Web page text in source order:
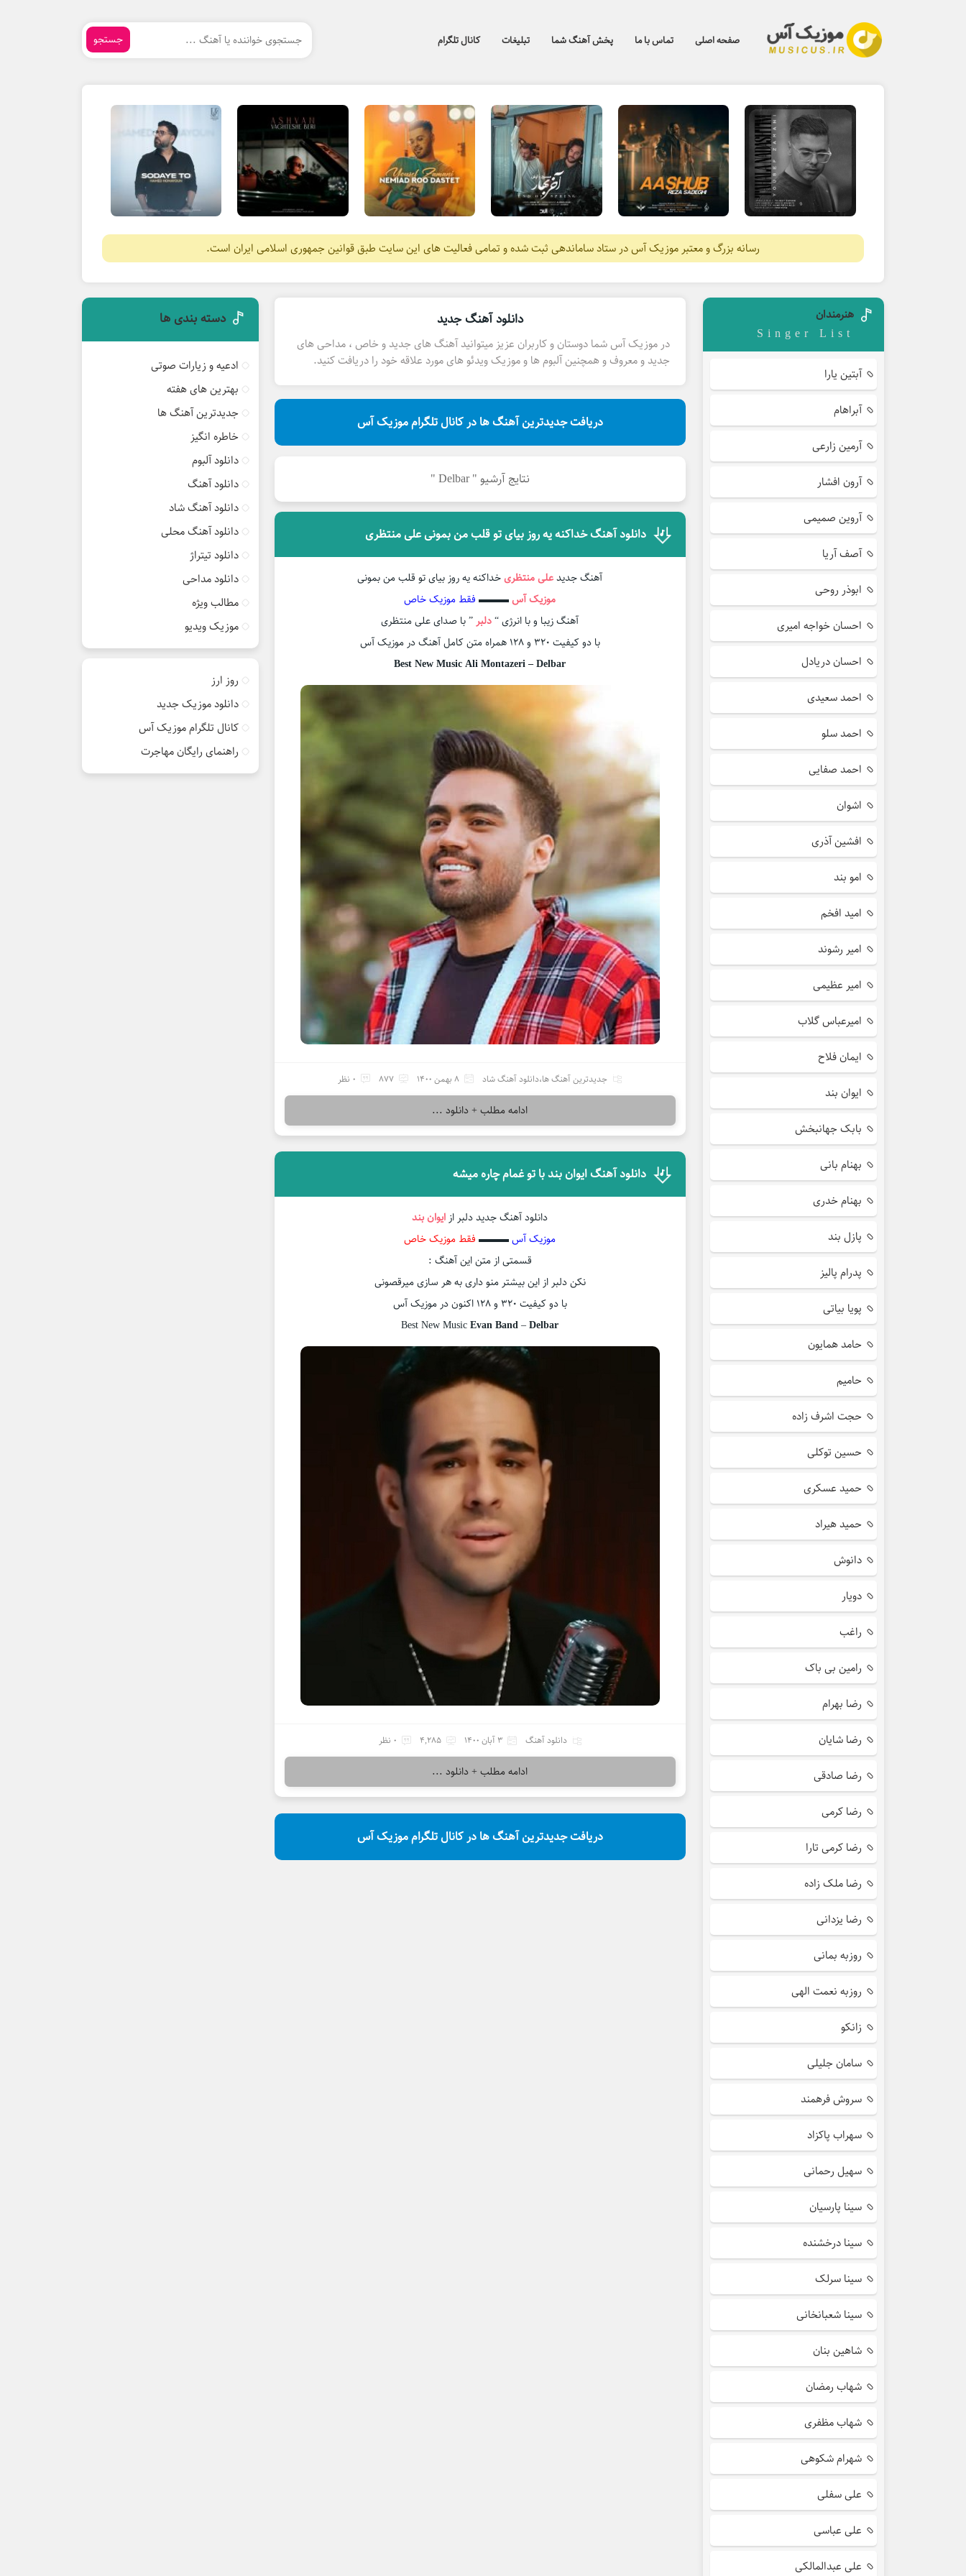
صفحه اصلی تماس با ما پخش آهنگ شما تبلیغات کانال تلگرام جستجو
رسانه بزرگ و معتبر موزیک آس در ستاد ساماندهی ثبت شده و تمامی فعالیت های این سایت طبق قوانین جمهوری اسلامی ایران است.
دانلود آهنگ جدید
در موزیک آس شما دوستان و کاربران عزیز میتوانید آهنگ های جدید و خاص ، مداحی های
جدید و معروف و همچنین آلبوم ها و موزیک ویدئو های مورد علاقه خود را دریافت کنید.
دریافت جدیدترین آهنگ ها در کانال تلگرام موزیک آس
نتایج آرشیو " Delbar "
دانلود آهنگ خداکنه یه روز بیای تو قلب من بمونی علی منتظری
آهنگ جدیدعلی منتظریخداکنه یه روز بیای تو قلب من بمونی
موزیک آس▬▬▬ فقط موزیک خاص
آهنگ زیبا و با انرژی “دلبر ” با صدای علی منتظری
با دو کیفیت ۳۲۰ و ۱۲۸ همراه متن کامل آهنگ در موزیک آس
Best New Music Ali Montazeri – Delbar
جدیدترین آهنگ ها،دانلود آهنگ شاد 8 بهمن 1400 877 0 نظر
ادامه مطلب + دانلود ...
دانلود آهنگ ایوان بند با تو غمام چاره میشه
دانلود آهنگ جدید دلبر از ایوان بند
موزیک آس▬▬▬فقط موزیک خاص
قسمتی از متن این آهنگ :
نکن دلبر از این بیشتر منو داری به هر سازی میرقصونی
با دو کیفیت ۳۲۰ و ۱۲۸ اکنون در موزیک آس
Best New MusicEvan Band–Delbar
دانلود آهنگ 3 آبان 1400 4,285 0 نظر
ادامه مطلب + دانلود ...
دریافت جدیدترین آهنگ ها در کانال تلگرام موزیک آس
هنرمندان
Singer List
آبتین یارا
آبراهام
آرمین زارعی
آرون افشار
آروین صمیمی
آصف آریا
ابوذر روحی
احسان خواجه امیری
احسان دریادل
احمد سعیدی
احمد سلو
احمد صفایی
اشوان
افشین آذری
امو بند
امید افخم
امیر رشوند
امیر عظیمی
امیرعباس گلاب
ایمان فلاح
ایوان بند
بابک جهانبخش
بهنام بانی
بهنام خدری
پازل بند
پدرام پالیز
پویا بیاتی
حامد همایون
حامیم
حجت اشرف زاده
حسین توکلی
حمید عسکری
حمید هیراد
دانوش
دویار
راغب
رامین بی باک
رضا بهرام
رضا شایان
رضا صادقی
رضا کرمی
رضا کرمی تارا
رضا ملک زاده
رضا یزدانی
روزبه بمانی
روزبه نعمت الهی
زانکو
سامان جلیلی
سروش فرهمند
سهراب پاکزاد
سهیل رحمانی
سینا پارسیان
سینا درخشنده
سینا سرلک
سینا شعبانخانی
شاهین بنان
شهاب رمضان
شهاب مظفری
شهرام شکوهی
علی سفلی
علی عباسی
علی عبدالمالکی
دسته بندی ها
ادعیه و زیارات صوتی
بهترین های هفته
جدیدترین آهنگ ها
خاطره انگیز
دانلود آلبوم
دانلود آهنگ
دانلود آهنگ شاد
دانلود آهنگ محلی
دانلود تیتراژ
دانلود مداحی
مطالب ویژه
موزیک ویدیو
روز ارز
دانلود موزیک جدید
کانال تلگرام موزیک آس
راهنمای رایگان مهاجرت